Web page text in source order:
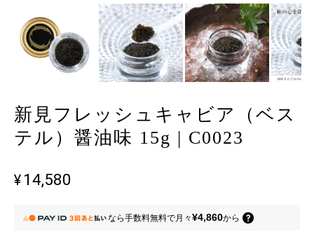
新見フレッシュキャビア（ベス
テル）醤油味 15g | C0023
¥14,580
なら手数料無料で月々¥4,860から